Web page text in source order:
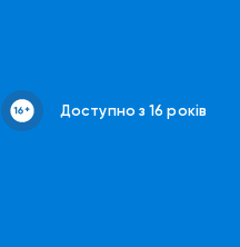
Доступно з 16 років